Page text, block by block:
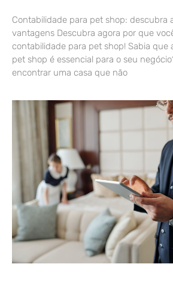
Contabilidade para pet shop: descubra
vantagens Descubra agora por que
contabilidade para pet shop! Sabia que
pet shop é essencial para o seu
encontrar uma casa que não